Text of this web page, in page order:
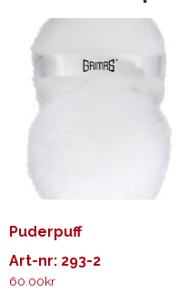
Puderpuff
Art-nr: 293-2
60.00kr